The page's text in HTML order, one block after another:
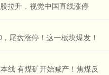
拉升，视觉中国直线涨停
尾盘涨停！这一板块爆发！
线 有煤矿开始减产！焦煤反